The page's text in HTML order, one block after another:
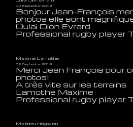
02 September 2019
Bonjour Jean-François
photos elle sont
Oulai Dion Evrard
Professional rugby player
Maxime Lamothe
02 September 2019
Merci Jean François pour
photos!
A très vite sur les terrains
Lamothe Maxime
Professional rugby player
Mathieu Hirigoyen